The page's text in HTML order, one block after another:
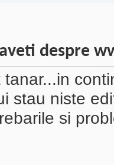
despre
stau niste
si